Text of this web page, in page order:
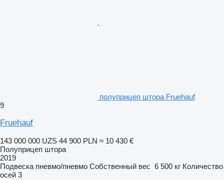
полуприцеп штора Fruehauf
9
Fruehauf
143 000 000 UZS 44 900 PLN ≈ 10 430 €
Полуприцеп штора
2019
Подвеска пневмо/пневмо Собственный вес 6 500 кг Количество
осей 3